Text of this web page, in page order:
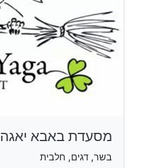
מסעדת באבא יאגה
בשר, דגים, חלבית